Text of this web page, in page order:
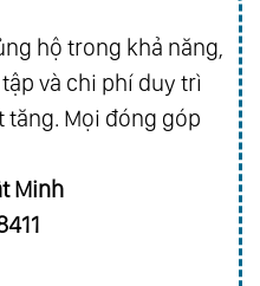
hộ trong khả năng,
và chi phí duy trì
Mọi đóng góp
Minh